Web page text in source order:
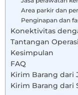
Area parkir dan
Penginapan dan
Konektivitas
Tantangan
Kesimpulan
FAQ
Kirim Barang dari
Kirim Barang dari